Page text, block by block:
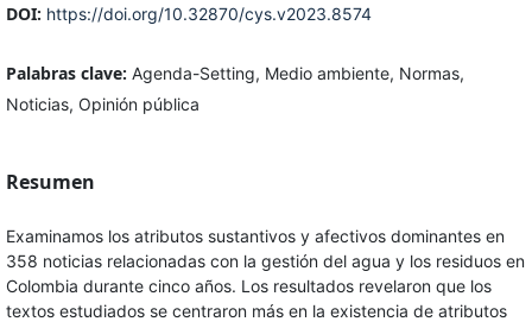
DOI: https://doi.org/10.32870/cys.v2023.8574
Palabras clave: Agenda-Setting, Medio ambiente, Normas,
Noticias, Opinión pública
Resumen
Examinamos los atributos sustantivos y afectivos dominantes en
358 noticias relacionadas con la gestión del agua y los residuos en
Colombia durante cinco años. Los resultados revelaron que los
textos estudiados se centraron más en la existencia de atributos